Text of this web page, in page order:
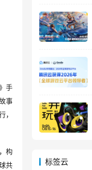
手
事
，
构
共
标签云